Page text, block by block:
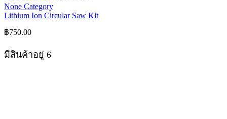
None Category
Lithium Ion Circular Saw Kit
฿750.00
มีสินค้าอยู่ 6